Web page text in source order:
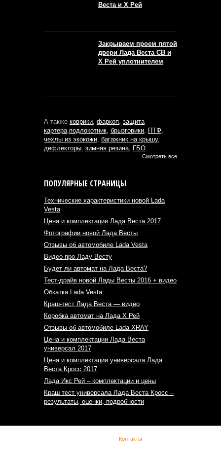
Веста и Х Рей
Закрываем проем пятой
двери Лада Веста СВ и
Х Рей уплотнителем
А также коврики фаркоп защита
картера подлокотник брызговики ПТФ
чехлы из экокожи багажник на крышу,
дефлекторы зимняя резина ГБО
Смотреть все
ПОПУЛЯРНЫЕ СТРАНИЦЫ
Технические характеристики новой Lada
Vesta
Цена и комплектации Лада Веста 2017
Фотографии новой Лада Весты
Отзывы об автомобиле Lada Vesta
Видео про Ладу Весту
Будет ли автомат на Лада Веста?
Тест-драйв новой Лады Весты 2016 + видео
Обкатка Lada Vesta
Краш-тест Лада Веста — видео
Коробка автомат на Лада Х Рей
Отзывы об автомобиле Lada XRAY
Цена и комплектации Лада Веста
универсал 2017
Цена и комплектации универсала Лада
Веста Кросс 2017
Лада Икс Рей – комплектации и цены
Краш тест универсала Лада Веста Кросс –
результаты, оценки, подробности
Контакты